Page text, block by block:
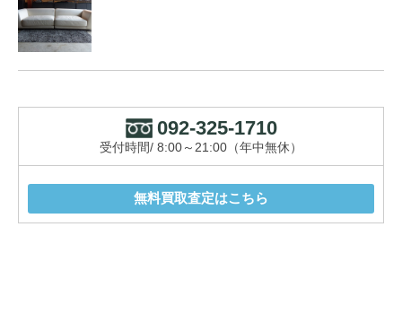
092-325-1710
受付時間/ 8:00～21:00（年中無休）
無料買取査定はこちら